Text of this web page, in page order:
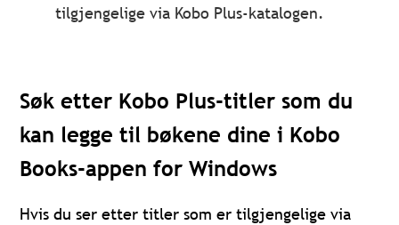
tilgjengelige via Kobo Plus-katalogen.
Søk etter Kobo Plus-titler som du
kan legge til bøkene dine i Kobo
Books-appen for Windows
Hvis du ser etter titler som er tilgjengelige via